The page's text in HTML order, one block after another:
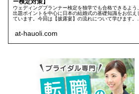
ー検定対策】
ウェディングプランナー検定を独学でも合格できるよう、
出題ポイントを中心に日本の結婚式の基礎知識をお伝え
ています。今回は【披露宴】の流れについて学びます。プ
す。
at-hauoli.com